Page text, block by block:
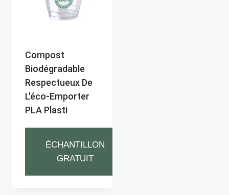
Compost
Biodégradable
Respectueux De
L'éco-Emporter
PLA Plasti
ÉCHANTILLON
GRATUIT